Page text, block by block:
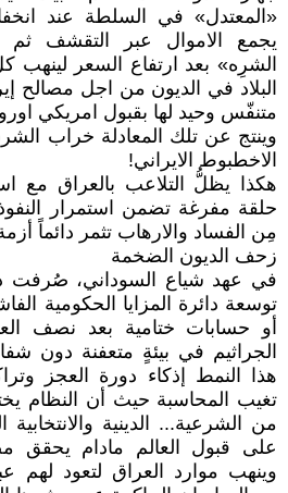
«المعتدل» في السلطة عند
يجمع الاموال عبر التقشف ثم
الشرِه» بعد ارتفاع السعر لينهب
البلاد في الديون من اجل مصالح
متنفّس وحيد لها بقبول امريكي
وينتج عن تلك المعادلة خراب
الاخطبوط الايراني!
هكذا يظلُّ التلاعب بالعراق مع
حلقة مفرغة تضمن استمرار النفوذ
مِن الفساد والارهاب تثمر دائماً
زحف الديون الضخمة
في عهد شياع السوداني، صُرفت
توسعة دائرة المزايا الحكومية
أو حسابات ختامية بعد نصف
الجراثيم في بيئةٍ متعفنة دون
هذا النمط إذكاء دورة العجز
تغيب المحاسبة حيث أن النظام
من الشرعية... الدينية
على قبول العالم مادام يحقق
وينهب موارد العراق لتعود لهم